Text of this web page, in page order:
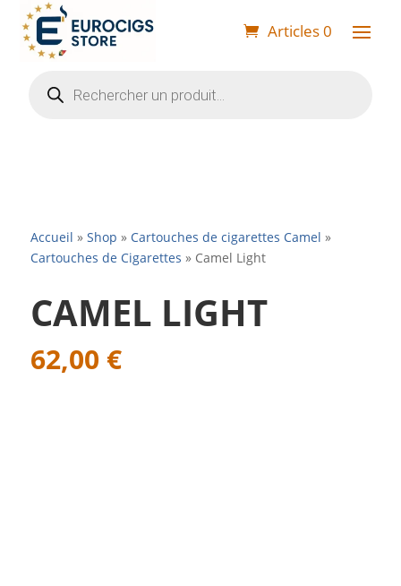
Articles 0
produits
Accueil » Shop » Cartouches de cigarettes Camel »
Cartouches de Cigarettes » Camel Light
CAMEL LIGHT
62,00 €